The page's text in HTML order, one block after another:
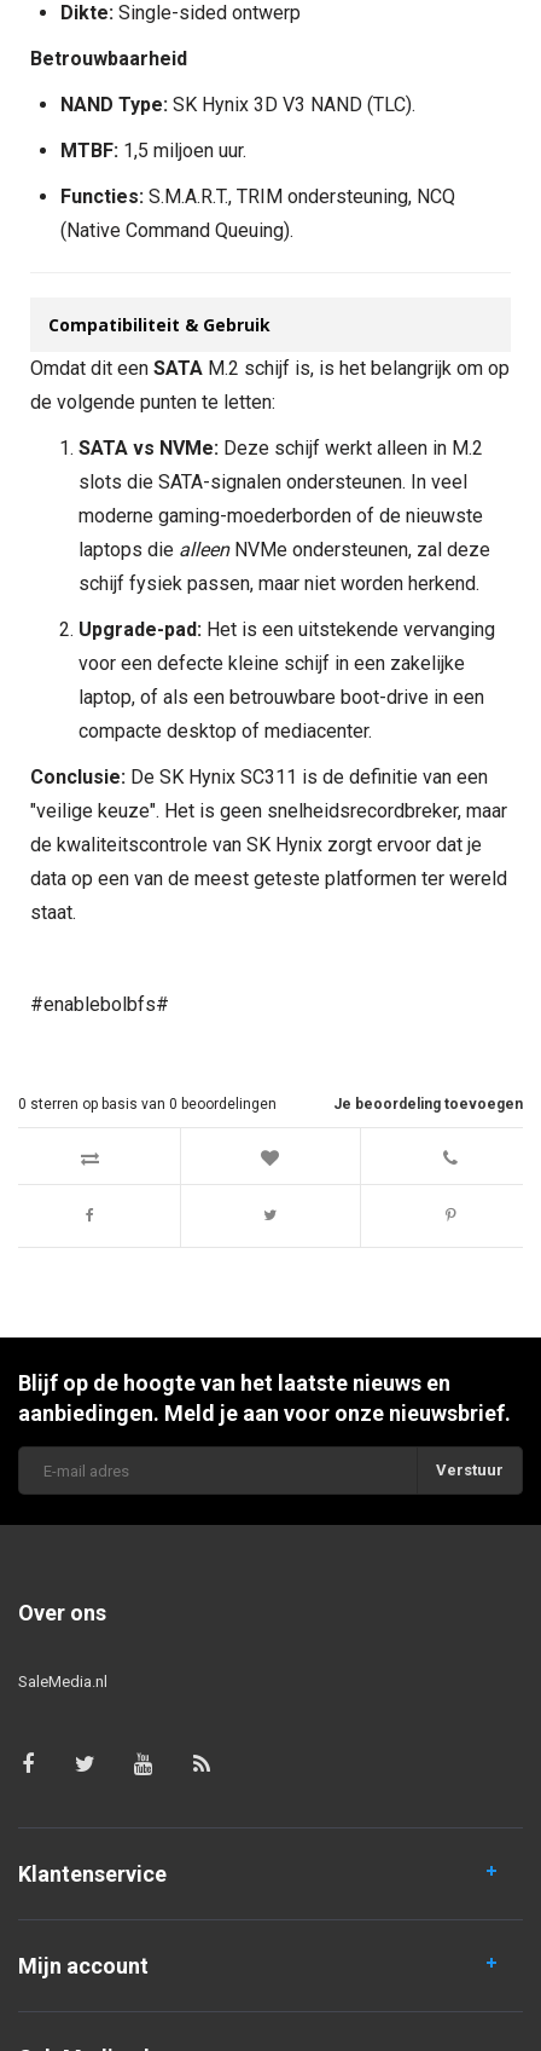
Dikte: Single-sided ontwerp
Betrouwbaarheid
NAND Type: SK Hynix 3D V3 NAND (TLC).
MTBF: 1,5 miljoen uur.
Functies: S.M.A.R.T., TRIM ondersteuning, NCQ
(Native Command Queuing).
Compatibiliteit & Gebruik
Omdat dit een SATA M.2 schijf is, is het belangrijk om op
de volgende punten te letten:
SATA vs NVMe: Deze schijf werkt alleen in M.2
slots die SATA-signalen ondersteunen. In veel
moderne gaming-moederborden of de nieuwste
laptops die alleenNVMe ondersteunen, zal deze
schijf fysiek passen, maar niet worden herkend.
Upgrade-pad: Het is een uitstekende vervanging
voor een defecte kleine schijf in een zakelijke
laptop, of als een betrouwbare boot-drive in een
compacte desktop of mediacenter.
Conclusie: De SK Hynix SC311 is de definitie van een
"veilige keuze". Het is geen snelheidsrecordbreker, maar
de kwaliteitscontrole van SK Hynix zorgt ervoor dat je
data op een van de meest geteste platformen ter wereld
staat.
#enablebolbfs#
Je beoordeling toevoegen
0 sterren op basis van 0 beoordelingen
Blijf op de hoogte van het laatste nieuws en
aanbiedingen. Meld je aan voor onze nieuwsbrief.
Verstuur
Over ons
SaleMedia.nl
Klantenservice
Mijn account